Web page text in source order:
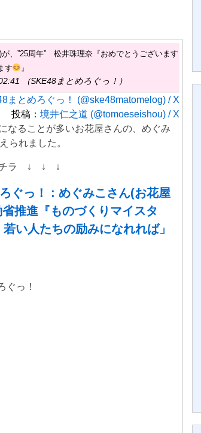
、”25周年” 松井珠理奈『おめでとうございます
す
』
（SKE48まとめろぐっ！）
まとめろぐっ！ (@ske48matomelog) / X
投稿： 境井仁之道 (@tomoeseishou) / X
なることが多いお花屋さんの、めぐみ
られました。
チラ ↓ ↓ ↓
ぐっ！ : めぐみこさん(お花屋
推進『ものづくりマイスタ
若い人たちの励みになれれば」
ぐっ！